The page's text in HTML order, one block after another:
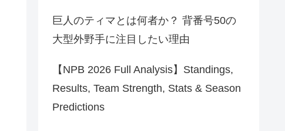
巨人のティマとは何者か？ 背番号50の
大型外野手に注目したい理由
【NPB 2026 Full Analysis】Standings,
Results, Team Strength, Stats & Season
Predictions